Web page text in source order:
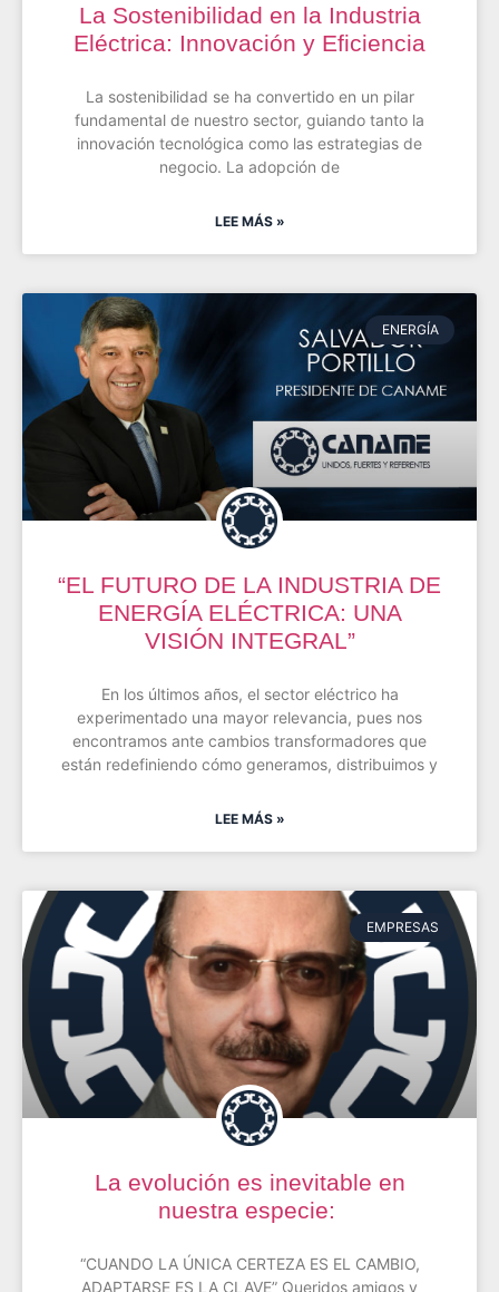
La Sostenibilidad en la Industria
Eléctrica: Innovación y Eficiencia
La sostenibilidad se ha convertido en un pilar
fundamental de nuestro sector, guiando tanto la
innovación tecnológica como las estrategias de
negocio. La adopción de
LEE MÁS »
ENERGÍA
“EL FUTURO DE LA INDUSTRIA DE
ENERGÍA ELÉCTRICA: UNA
VISIÓN INTEGRAL”
En los últimos años, el sector eléctrico ha
experimentado una mayor relevancia, pues nos
encontramos ante cambios transformadores que
están redefiniendo cómo generamos, distribuimos y
LEE MÁS »
EMPRESAS
La evolución es inevitable en
nuestra especie:
“CUANDO LA ÚNICA CERTEZA ES EL CAMBIO,
ADAPTARSE ES LA CLAVE” Queridos amigos y